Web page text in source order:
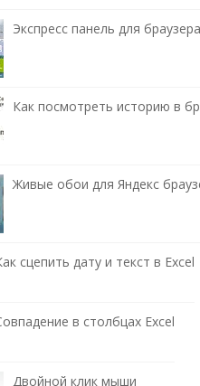
Экспресс панель для
Как посмотреть историю в
Живые обои для Яндекс
сцепить дату и текст в Excel
в столбцах Excel
Двойной клик мыши